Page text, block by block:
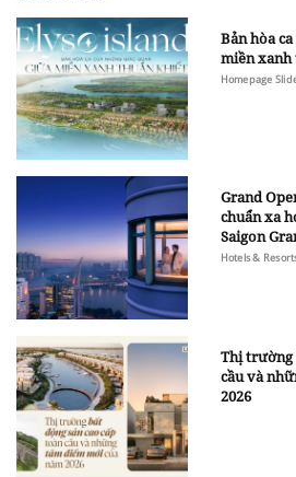
Bản hòa
miền
Homepage
Grand
chuẩn xa
Saigon
Hotels &
Thị trường
cầu và
2026